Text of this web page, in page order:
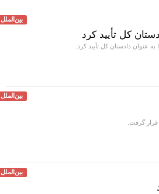
بین‌الملل
کل تأیید کرد
عنوان دادستان کل تأیید کرد.
بین‌الملل
گرفت.
بین‌الملل